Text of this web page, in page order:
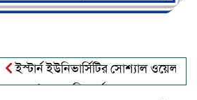
ইউনিভার্সিটির সোশ্যাল ওয়েলফেয়ার
আত্মশুদ্ধি অর্জন ও অশুভকে বর্জন করে